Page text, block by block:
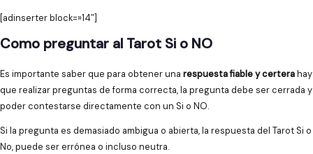
[adinserter block=»14″]
Como preguntar al Tarot Si o NO
Es importante saber que para obtener una respuesta fiable y certerahay
que realizar preguntas de forma correcta, la pregunta debe ser cerrada y
poder contestarse directamente con un Si o NO.
Si la pregunta es demasiado ambigua o abierta, la respuesta del Tarot Si o
No, puede ser errónea o incluso neutra.